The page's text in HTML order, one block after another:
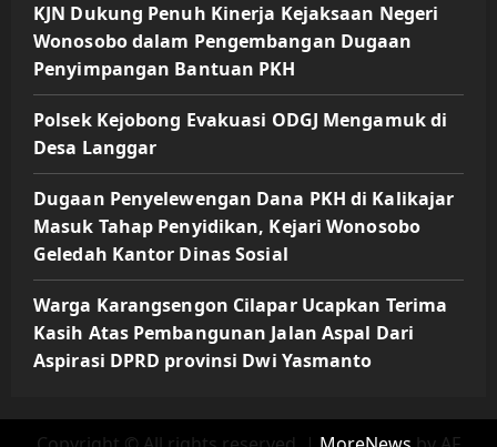
KJN Dukung Penuh Kinerja Kejaksaan Negeri
Wonosobo dalam Pengembangan Dugaan
Penyimpangan Bantuan PKH
Polsek Kejobong Evakuasi ODGJ Mengamuk di
Desa Langgar
Dugaan Penyelewengan Dana PKH di Kalikajar
Masuk Tahap Penyidikan, Kejari Wonosobo
Geledah Kantor Dinas Sosial
Warga Karangsengon Cilapar Ucapkan Terima
Kasih Atas Pembangunan Jalan Aspal Dari
Aspirasi DPRD provinsi Dwi Yasmanto